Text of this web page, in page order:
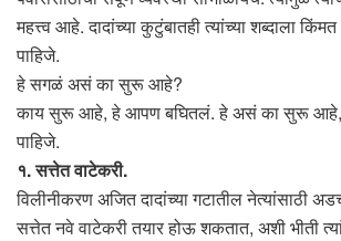
महत्त्व आहे. दादांच्या कुटुंबातही त्यांच्या शब्दाला
पाहिजे.
हे सगळं असं का सुरू आहे?
काय सुरू आहे, हे आपण बघितलं. हे असं का सुरू
पाहिजे.
१. सत्तेत वाटेकरी.
विलीनीकरण अजित दादांच्या गटातील नेत्यांसाठी
सत्तेत नवे वाटेकरी तयार होऊ शकतात, अशी भीती